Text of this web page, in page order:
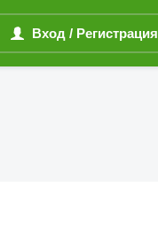
Вход / Регистрация